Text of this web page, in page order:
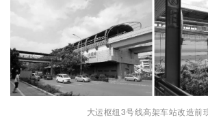
大运枢纽3号线高架车站改造前